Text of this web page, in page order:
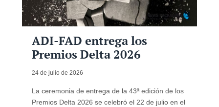
ADI-FAD entrega los
Premios Delta 2026
24 de julio de 2026
La ceremonia de entrega de la 43ª edición de los
Premios Delta 2026 se celebró el 22 de julio en el